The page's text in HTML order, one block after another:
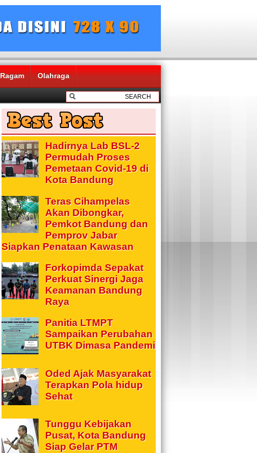
Ragam Olahraga
Hadirnya Lab BSL-2
Permudah Proses
Pemetaan Covid-19 di
Kota Bandung
Teras Cihampelas
Akan Dibongkar,
Pemkot Bandung dan
Pemprov Jabar
Siapkan Penataan Kawasan
Forkopimda Sepakat
Perkuat Sinergi Jaga
Keamanan Bandung
Raya
Panitia LTMPT
Sampaikan Perubahan
UTBK Dimasa Pandemi
Oded Ajak Masyarakat
Terapkan Pola hidup
Sehat
Tunggu Kebijakan
Pusat, Kota Bandung
Siap Gelar PTM